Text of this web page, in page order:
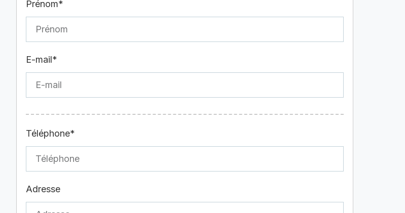
Prénom*
E-mail*
Téléphone*
Adresse